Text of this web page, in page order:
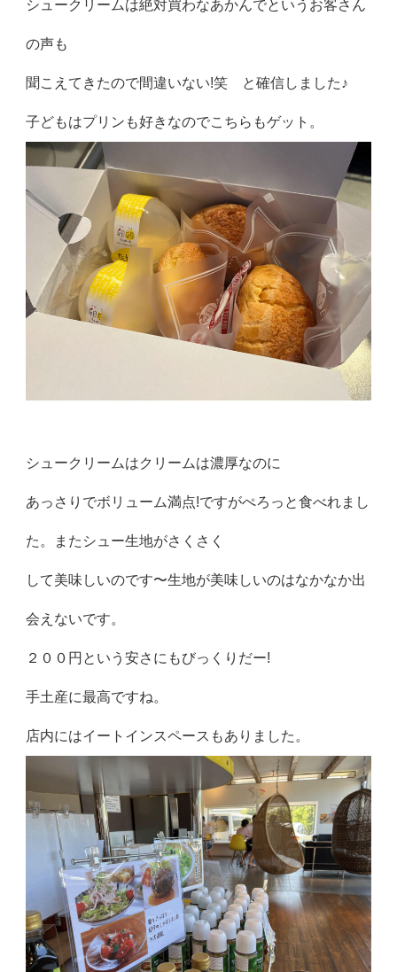
シュークリームは絶対買わなあかんでというお客さん
の声も
聞こえてきたので間違いない!笑 と確信しました♪
子どもはプリンも好きなのでこちらもゲット。
シュークリームはクリームは濃厚なのに
あっさりでボリューム満点!ですがぺろっと食べれまし
た。またシュー生地がさくさく
して美味しいのです〜生地が美味しいのはなかなか出
会えないです。
２００円という安さにもびっくりだー!
手土産に最高ですね。
店内にはイートインスペースもありました。